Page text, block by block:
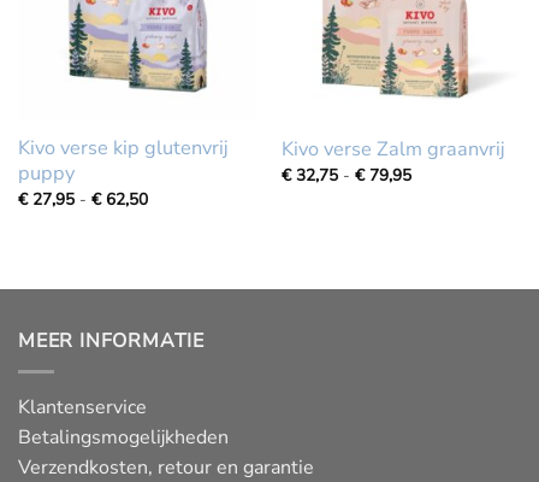
Kivo verse kip glutenvrij
puppy
€ 27,95 - €62,50Prijsklasse:
Kivo verse Zalm graanvrij
€32,75 - € 79,95Prijsklasse:
MEER INFORMATIE
Klantenservice
Betalingsmogelijkheden
Verzendkosten, retour en garantie